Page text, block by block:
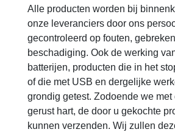
Alle producten worden bij
onze leveranciers door ons
gecontroleerd op fouten,
beschadiging. Ook de werking
batterijen, producten die in het
of die met USB en dergelijke
grondig getest. Zodoende we met
gerust hart, de door u gekochte
kunnen verzenden. Wij zullen